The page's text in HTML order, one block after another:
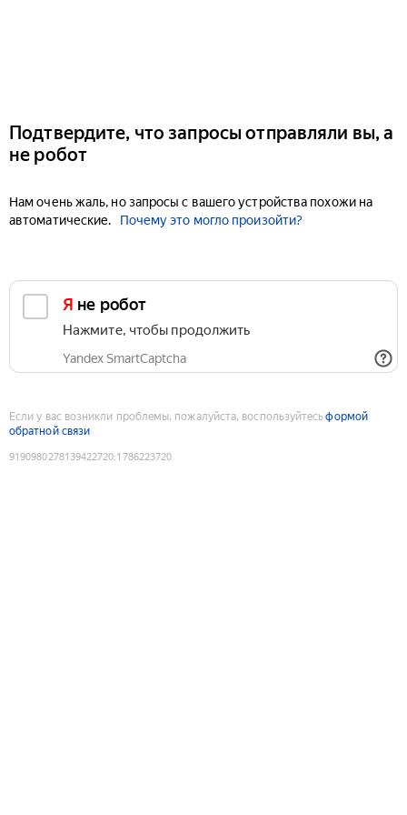
Подтвердите, что запросы отправляли вы, а
не робот
Нам очень жаль, но запросы с вашего устройства похожи на
автоматические.
Почему это могло произойти?
Я не робот
Нажмите, чтобы продолжить
Yandex SmartCaptcha
Если у вас возникли проблемы, пожалуйста, воспользуйтесьформой
обратной связи
9190980278139422720:1786223720